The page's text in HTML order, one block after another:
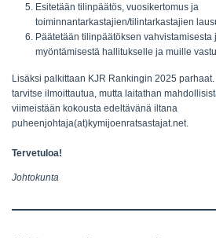
Esitetään tilinpäätös, vuosikertomus ja
toiminnantarkastajien/tilintarkastajien
Päätetään tilinpäätöksen vahvistamisesta
myöntämisestä hallitukselle ja muille
Lisäksi palkittaan KJR Rankingin 2025
tarvitse ilmoittautua, mutta laitathan
viimeistään kokousta edeltävänä iltana
puheenjohtaja(at)kymijoenratsastajat.net.
Tervetuloa!
Johtokunta